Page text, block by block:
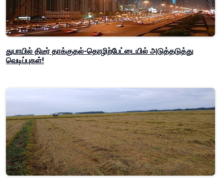
துபாயில் திடீர் தாக்குதல்-தொழிற்பேட்டையில் அடுத்தடுத்து
வெடிப்புகள்!